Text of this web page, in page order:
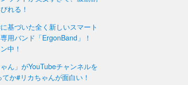
れる！
基づいた全く新しいスマート
用バンド「ErgonBand」！
中！
ゃん」がYouTubeチャンネルを
か#リカちゃんが面白い！